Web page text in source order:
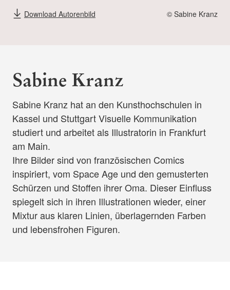
Download Autorenbild © Sabine Kranz
Sabine Kranz
Sabine Kranz hat an den Kunsthochschulen in
Kassel und Stuttgart Visuelle Kommunikation
studiert und arbeitet als Illustratorin in Frankfurt
am Main.
Ihre Bilder sind von französischen Comics
inspiriert, vom Space Age und den gemusterten
Schürzen und Stoffen ihrer Oma. Dieser Einfluss
spiegelt sich in ihren Illustrationen wieder, einer
Mixtur aus klaren Linien, überlagernden Farben
und lebensfrohen Figuren.